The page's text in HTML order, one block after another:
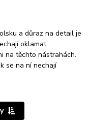
a důraz na detail je
oklamat
na těchto nástrahách.
se na ní nechají